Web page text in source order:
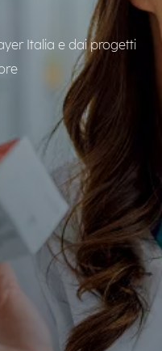
Italia e dai progetti